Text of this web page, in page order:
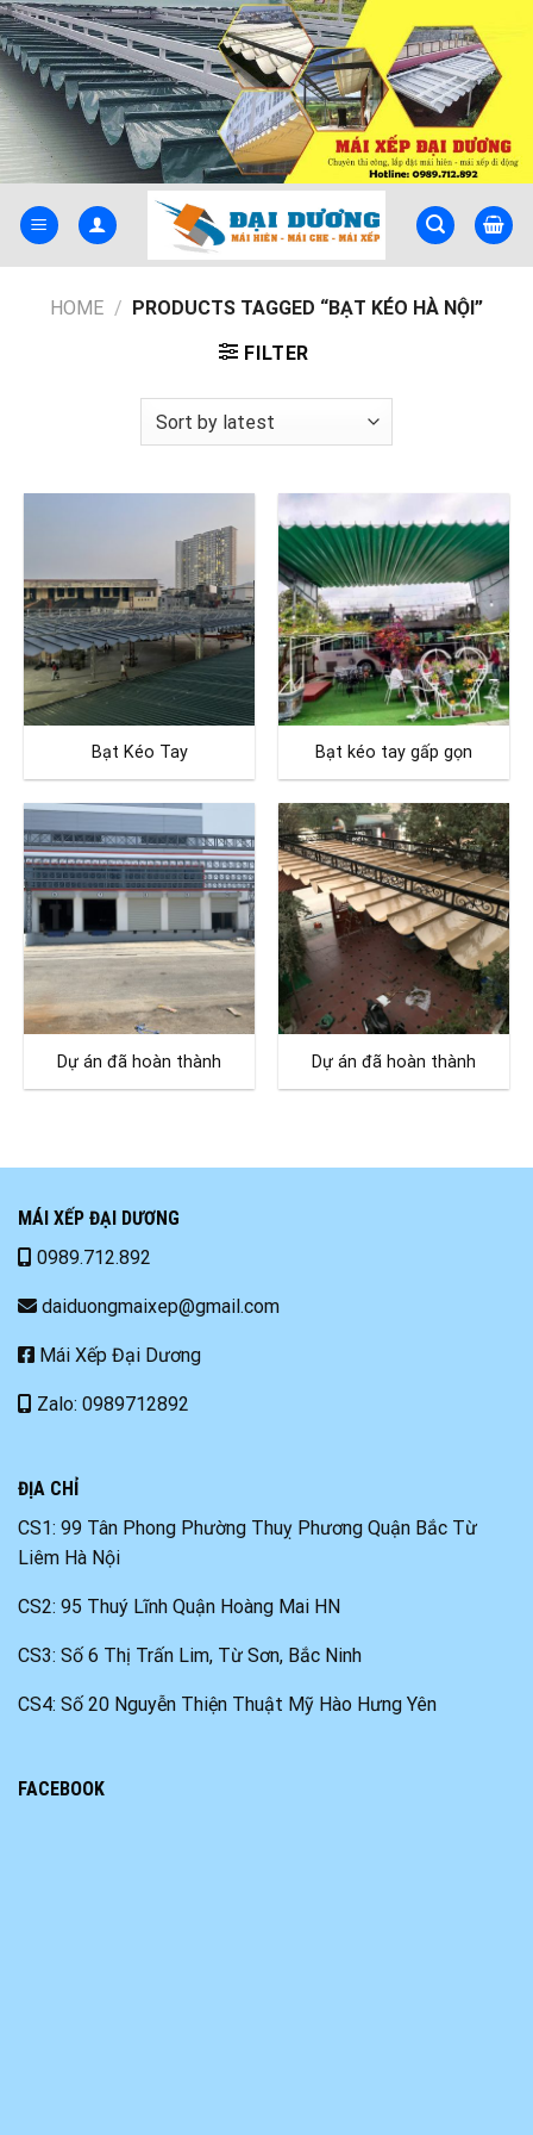
Skip
to
content
HOME / PRODUCTS TAGGED “BẠT KÉO HÀ NỘI”
FILTER
Bạt Kéo Tay Bạt kéo tay gấp gọn
Dự án đã hoàn thành Dự án đã hoàn thành
MÁI XẾP ĐẠI DƯƠNG
0989.712.892
daiduongmaixep@gmail.com
Mái Xếp Đại Dương
Zalo: 0989712892
ĐỊA CHỈ
CS1: 99 Tân Phong Phường Thuỵ Phương Quận Bắc Từ
Liêm Hà Nội
CS2: 95 Thuý Lĩnh Quận Hoàng Mai HN
CS3: Số 6 Thị Trấn Lim, Từ Sơn, Bắc Ninh
CS4: Số 20 Nguyễn Thiện Thuật Mỹ Hào Hưng Yên
FACEBOOK